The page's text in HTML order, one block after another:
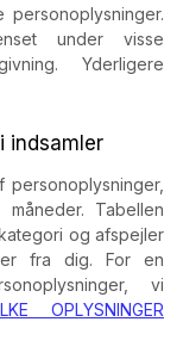
under visse
Yderligere
indsamler
Tabellen
og afspejler
fra dig. For en
vi
OPLYSNINGER